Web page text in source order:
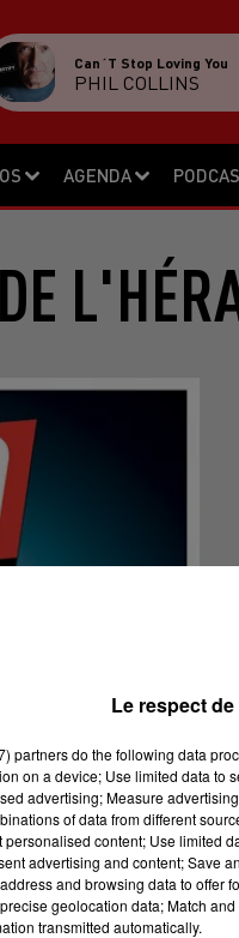
AGENDA
Can´t Stop Loving You
PHIL COLLINS
Le respect
partnersdo the following data
on a device; Use limited data to
advertising; Measure
of data from different
personalised content; Use limited
advertising and content; Save
and browsing data to offer
geolocation data; Match
transmitted automatically.